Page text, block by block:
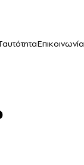
Επικοινωνία